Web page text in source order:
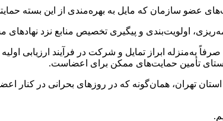
عضو سازمان که مایل به بهره‌مندی از این بسته
اولویت‌بندی و پیگیری تخصیص منابع نزد نهادهای
صرفاً به‌منزله ابراز تمایل و شرکت در فرآیند ارزیابی
تأمین حمایت‌های ممکن برای اعضاست.
تهران، همان‌گونه که در روزهای بحرانی در کنار